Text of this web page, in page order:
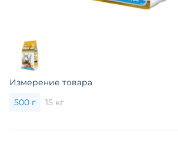
Измерение товара
500 г
15 кг